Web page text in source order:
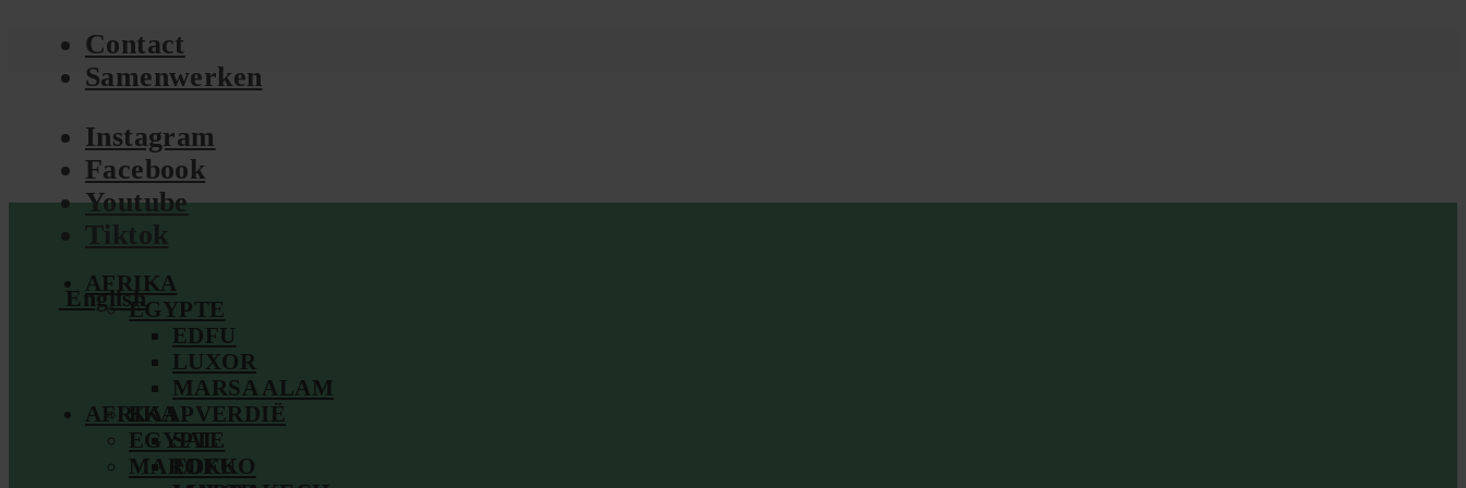
Contact
Samenwerken
Instagram
Facebook
Youtube
Tiktok
English
AFRIKA
EGYPTE
EDFU
LUXOR
MARSA ALAM
KAAPVERDIË
SAL
MAROKKO
AFRIKA
EGYPTE
EDFU